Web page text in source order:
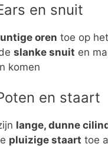
en snuit
oren toe op
slanke snuit en
komen
en staart
lange, dunne
pluizige staart toe